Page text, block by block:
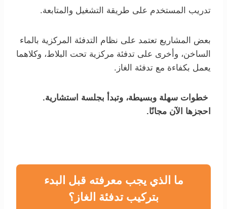
تدريب المستخدم على طريقة التشغيل والمتابعة.
بعض المشاريع تعتمد على نظام التدفئة المركزية بالماء
الساخن، وأخرى على تدفئة مركزية تحت البلاط، وكلاهما
يعمل بكفاءة مع تدفئة الغاز.
خطوات سهلة وبسيطة، وتبدأ بجلسة استشارية.
احجزها الآن مجانًا.
ما الذي يجب معرفته قبل البدء
بتركيب تدفئة الغاز؟